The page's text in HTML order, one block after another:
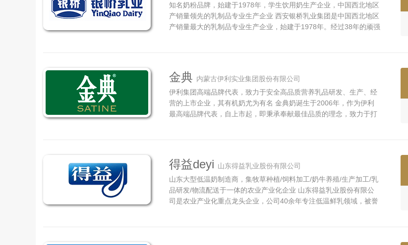
知名奶粉品牌，始建于1978年，学生饮用奶生产企业，中国西北地区
产销量领先的乳制品专业生产企业 西安银桥乳业集团是中国西北地区
产销量最大的乳制品专业生产企业，始建于1978年。经过38年的顽强
金典 内蒙古伊利实业集团股份有限公司
伊利集团高端品牌代表，致力于安全高品质营养乳品研发、生产、经
营的上市企业，其有机奶尤为有名 金典奶诞生于2006年，作为伊利
最高端品牌代表，自上市起，即秉承奉献最佳品质的理念，致力于打
得益deyi 山东得益乳业股份有限公司
山东大型低温奶制造商，集牧草种植/饲料加工/奶牛养殖/生产加工/乳
品研发/物流配送于一体的农业产业化企业 山东得益乳业股份有限公
司是农业产业化重点龙头企业，公司40余年专注低温鲜乳领域，被誉